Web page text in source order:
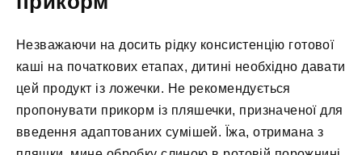
Незважаючи на досить рідку консистенцію готової
каші на початкових етапах, дитині необхідно давати
цей продукт із ложечки. Не рекомендується
пропонувати прикорм із пляшечки, призначеної для
введення адаптованих сумішей. Їжа, отримана з